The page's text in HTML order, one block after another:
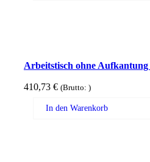
Arbeitstisch ohne
410,73 € (Brutto: )
In den Warenkorb